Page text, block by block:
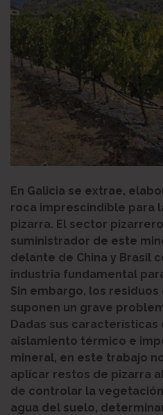
En Galicia se extrae,
roca imprescindible para
pizarra. El sector
suministrador de este
delante de China y Brasil
industria fundamental
Sin embargo, los
suponen un grave
Dadas sus características
aislamiento térmico e
mineral, en este trabajo
aplicar restos de pizarra
de controlar la
agua del suelo,